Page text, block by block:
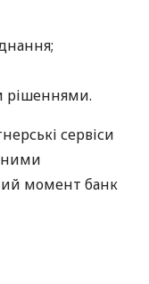
рішеннями.
сервіси
момент банк